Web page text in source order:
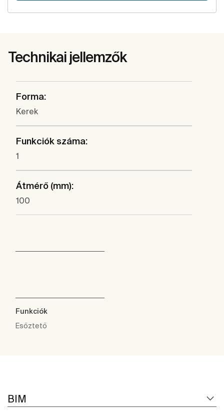
Technikai jellemzők
Forma:
Kerek
Funkciók száma:
1
Átmérő (mm):
100
Funkciók
Esőztető
BIM